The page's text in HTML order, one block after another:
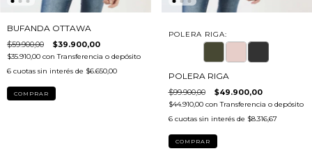
BUFANDA OTTAWA
$59.900,00 $39.900,00
$35.910,00 con Transferencia o depósito
6 cuotas sin interés de $6.650,00
COMPRAR
POLERA RIGA:
POLERA RIGA
$99.900,00 $49.900,00
$44.910,00 con Transferencia o depósito
6 cuotas sin interés de $8.316,67
COMPRAR